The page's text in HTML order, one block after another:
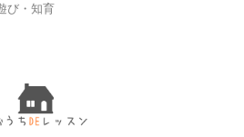
び・知育